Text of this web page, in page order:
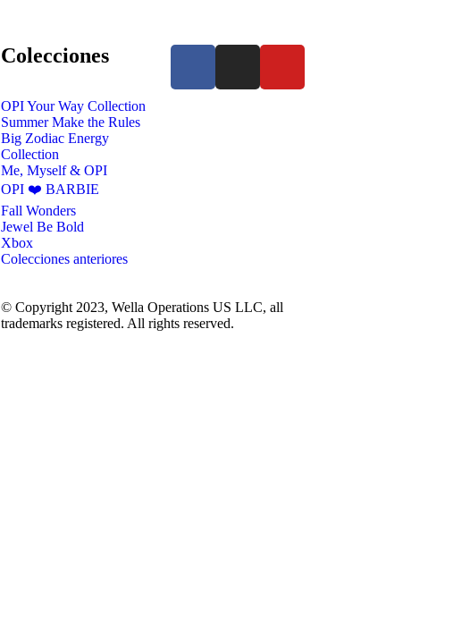
Colecciones
OPI Your Way Collection
Summer Make the Rules
Big Zodiac Energy
Collection
Me, Myself & OPI
OPI ❤️ BARBIE
Fall Wonders
Jewel Be Bold
Xbox
Colecciones anteriores
© Copyright 2023, Wella Operations US LLC, all
trademarks registered. All rights reserved.